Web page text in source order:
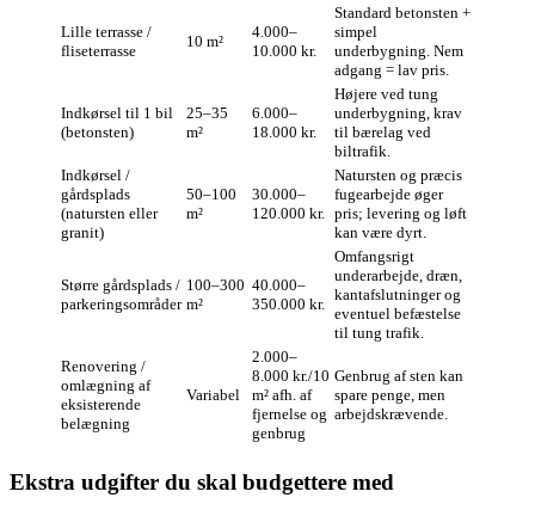
Lille terrasse /
fliseterrasse
10 m²
4.000–
10.000 kr.
Standard betonsten +
simpel
underbygning. Nem
adgang = lav pris.
Indkørsel til 1 bil
(betonsten)
25–35
m²
6.000–
18.000 kr.
Højere ved tung
underbygning, krav
til bærelag ved
biltrafik.
Indkørsel /
gårdsplads
(natursten eller
granit)
50–100
m²
30.000–
120.000 kr.
Natursten og præcis
fugearbejde øger
pris; levering og løft
kan være dyrt.
Større gårdsplads /
parkeringsområder
100–300
m²
40.000–
350.000 kr.
Omfangsrigt
underarbejde, dræn,
kantafslutninger og
eventuel befæstelse
til tung trafik.
Renovering /
omlægning af
eksisterende
belægning
Variabel
2.000–
8.000 kr./10
m² afh. af
fjernelse og
genbrug
Genbrug af sten kan
spare penge, men
arbejdskrævende.
Ekstra udgifter du skal budgettere med